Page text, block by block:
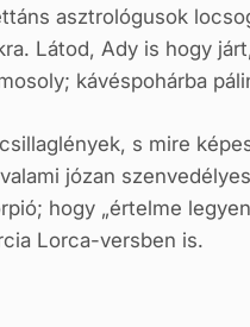
asztrológusok
Látod, Ady is hogy
kávéspohárba
s mire
józan
hogy „értelme
Lorca-versben is.